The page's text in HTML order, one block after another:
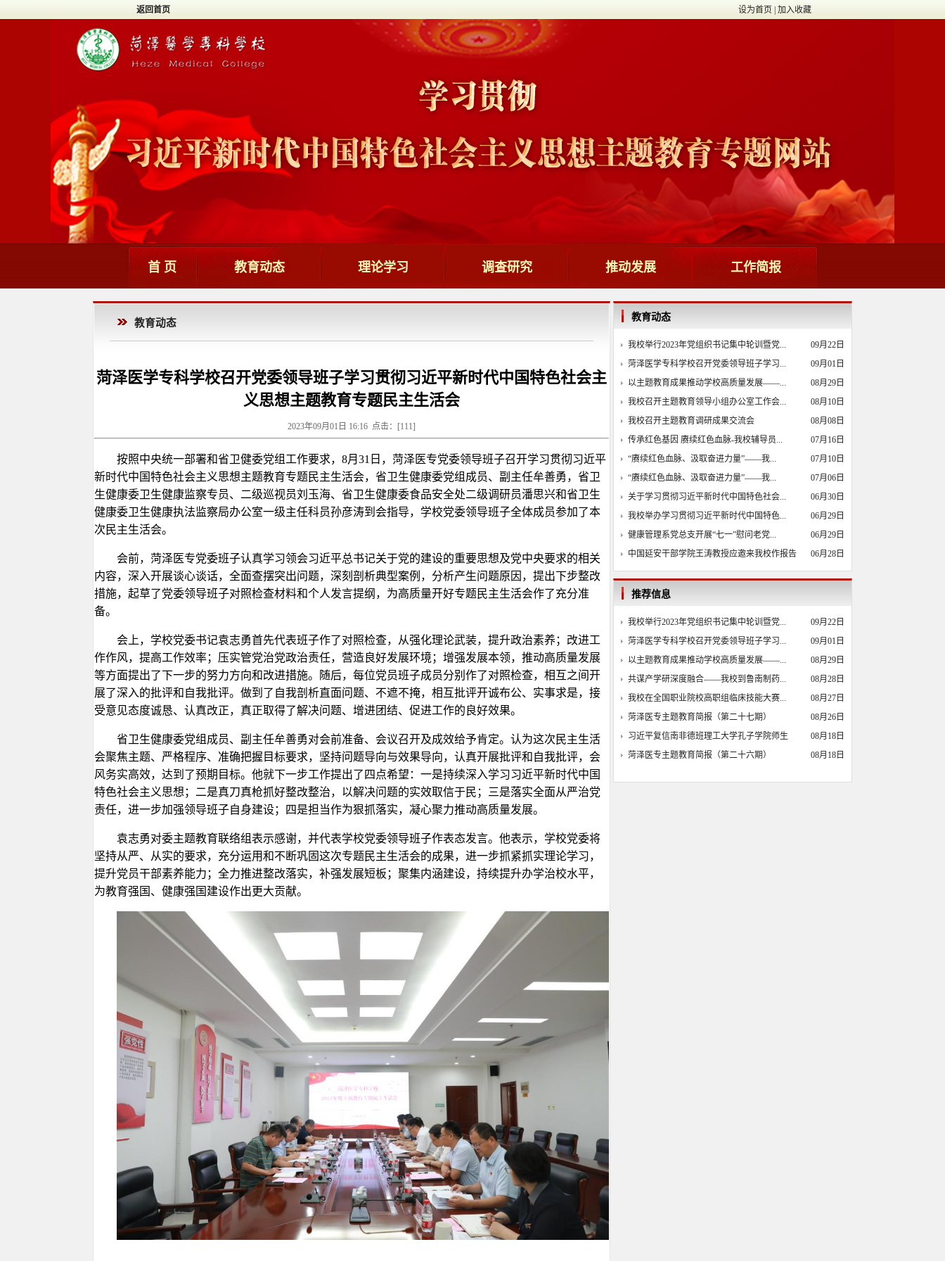
返回首页 设为首页 加入收藏
首 页 教育动态 理论学习 调查研究 推动发展 工作简报
教育动态
菏泽医学专科学校召开党委领导班子学习贯彻习近平新时代中国特色社会主
义思想主题教育专题民主生活会
2023年09月01日 16:16 点击：[111]
按照中央统一部署和省卫健委党组工作要求，8月31日，菏泽医专党委领导班子召开学习贯彻习近平
新时代中国特色社会主义思想主题教育专题民主生活会，省卫生健康委党组成员、副主任牟善勇，省卫
生健康委卫生健康监察专员、二级巡视员刘玉海、省卫生健康委食品安全处二级调研员潘思兴和省卫生
健康委卫生健康执法监察局办公室一级主任科员孙彦涛到会指导，学校党委领导班子全体成员参加了本
次民主生活会。
会前，菏泽医专党委班子认真学习领会习近平总书记关于党的建设的重要思想及党中央要求的相关
内容，深入开展谈心谈话，全面查摆突出问题，深刻剖析典型案例，分析产生问题原因，提出下步整改
措施，起草了党委领导班子对照检查材料和个人发言提纲，为高质量开好专题民主生活会作了充分准
备。
会上，学校党委书记袁志勇首先代表班子作了对照检查，从强化理论武装，提升政治素养；改进工
作作风，提高工作效率；压实管党治党政治责任，营造良好发展环境；增强发展本领，推动高质量发展
等方面提出了下一步的努力方向和改进措施。随后，每位党员班子成员分别作了对照检查，相互之间开
展了深入的批评和自我批评。做到了自我剖析直面问题、不遮不掩，相互批评开诚布公、实事求是，接
受意见态度诚恳、认真改正，真正取得了解决问题、增进团结、促进工作的良好效果。
省卫生健康委党组成员、副主任牟善勇对会前准备、会议召开及成效给予肯定。认为这次民主生活
会聚焦主题、严格程序、准确把握目标要求，坚持问题导向与效果导向，认真开展批评和自我批评，会
风务实高效，达到了预期目标。他就下一步工作提出了四点希望：一是持续深入学习习近平新时代中国
特色社会主义思想；二是真刀真枪抓好整改整治，以解决问题的实效取信于民；三是落实全面从严治党
责任，进一步加强领导班子自身建设；四是担当作为狠抓落实，凝心聚力推动高质量发展。
袁志勇对委主题教育联络组表示感谢，并代表学校党委领导班子作表态发言。他表示，学校党委将
坚持从严、从实的要求，充分运用和不断巩固这次专题民主生活会的成果，进一步抓紧抓实理论学习，
提升党员干部素养能力；全力推进整改落实，补强发展短板；聚集内涵建设，持续提升办学治校水平，
为教育强国、健康强国建设作出更大贡献。
教育动态
我校举行2023年党组织书记集中轮训暨党...
09月22日
菏泽医学专科学校召开党委领导班子学习...
09月01日
以主题教育成果推动学校高质量发展——...
08月29日
我校召开主题教育领导小组办公室工作会...
08月10日
我校召开主题教育调研成果交流会
08月08日
传承红色基因 赓续红色血脉-我校辅导员...
07月16日
“赓续红色血脉、汲取奋进力量”——我...
07月10日
“赓续红色血脉、汲取奋进力量”——我...
07月06日
关于学习贯彻习近平新时代中国特色社会...
06月30日
我校举办学习贯彻习近平新时代中国特色...
06月29日
健康管理系党总支开展“七一”慰问老党...
06月29日
中国延安干部学院王涛教授应邀来我校作报告
06月28日
推荐信息
我校举行2023年党组织书记集中轮训暨党...
09月22日
菏泽医学专科学校召开党委领导班子学习...
09月01日
以主题教育成果推动学校高质量发展——...
08月29日
共谋产学研深度融合——我校到鲁南制药...
08月28日
我校在全国职业院校高职组临床技能大赛...
08月27日
菏泽医专主题教育简报（第二十七期）
08月26日
习近平复信南非德班理工大学孔子学院师生
08月18日
菏泽医专主题教育简报（第二十六期）
08月18日